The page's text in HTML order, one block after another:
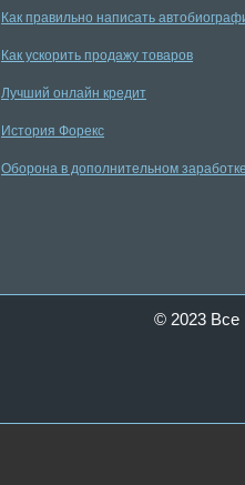
Как правильно написать
Как ускорить продажу товаров
Лучший онлайн кредит
История Форекс
Оборона в дополнительном
© 2023